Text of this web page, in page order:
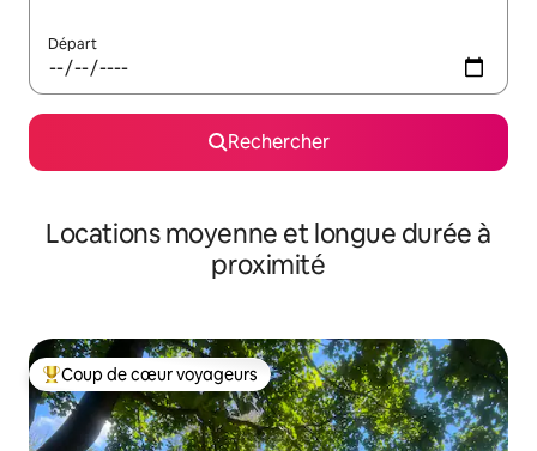
Départ
Rechercher
Locations moyenne et longue durée à
proximité
Coups de cœur voyageurs les plus appréciés
Coup de cœur voyageurs